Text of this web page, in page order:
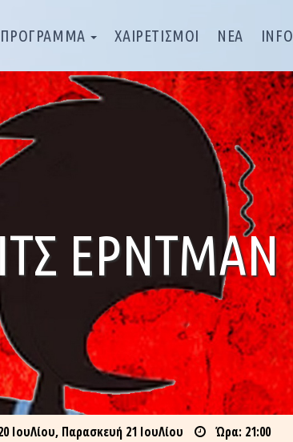
ΠΡΟΓΡΑΜΜΑ ΧΑΙΡΕΤΙΣΜΟΙ ΝΕΑ INFO
ΈΡΝΤΜΑΝ
Παρασκευή 21 ΙουΛίου
Ώρα: 21:00